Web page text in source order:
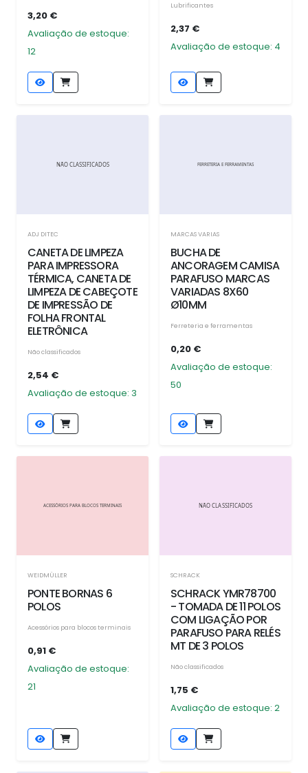
3,20 €
Avaliação de estoque:
12
Lubrificantes
2,37 €
Avaliação de estoque: 4
ADJ DITEC
CANETA DE LIMPEZA
PARA IMPRESSORA
TÉRMICA, CANETA DE
LIMPEZA DE CABEÇOTE
DE IMPRESSÃO DE
FOLHA FRONTAL
ELETRÔNICA
Não classificados
2,54 €
Avaliação de estoque: 3
MARCAS VARIAS
BUCHA DE
ANCORAGEM CAMISA
PARAFUSO MARCAS
VARIADAS 8X60
Ø10MM
Ferreteria e ferramentas
0,20 €
Avaliação de estoque:
50
WEIDMÜLLER
PONTE BORNAS 6
POLOS
Acessórios para blocos terminais
0,91 €
Avaliação de estoque:
21
SCHRACK
SCHRACK YMR78700
- TOMADA DE 11 POLOS
COM LIGAÇÃO POR
PARAFUSO PARA RELÉS
MT DE 3 POLOS
Não classificados
1,75 €
Avaliação de estoque: 2